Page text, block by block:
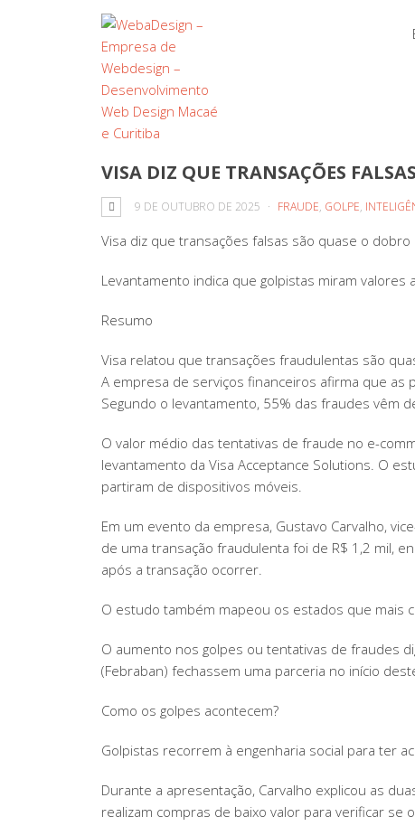
VISA DIZ QUE TRANSAÇÕES
9 DE OUTUBRO DE 2025 FRAUDE, GOLPE,
Visa diz que transações falsas são quase o dobro
Levantamento indica que golpistas miram valores
Resumo
Visa relatou que transações fraudulentas são
A empresa de serviços financeiros afirma que
Segundo o levantamento, 55% das fraudes vêm
O valor médio das tentativas de fraude no e-
levantamento da Visa Acceptance Solutions. O
partiram de dispositivos móveis.
Em um evento da empresa, Gustavo Carvalho,
de uma transação fraudulenta foi de R$ 1,2 mil,
após a transação ocorrer.
O estudo também mapeou os estados que mais
O aumento nos golpes ou tentativas de fraudes
(Febraban) fechassem uma parceria no início
Como os golpes acontecem?
Golpistas recorrem à engenharia social para ter
Durante a apresentação, Carvalho explicou as
realizam compras de baixo valor para verificar